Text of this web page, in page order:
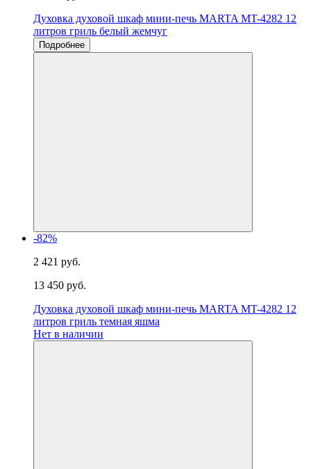
Духовка духовой шкаф мини-печь MARTA MT-4282 12
литров гриль белый жемчуг
Подробнее
-82%
2 421 руб.
13 450 руб.
Духовка духовой шкаф мини-печь MARTA MT-4282 12
литров гриль темная яшма
Нет в наличии